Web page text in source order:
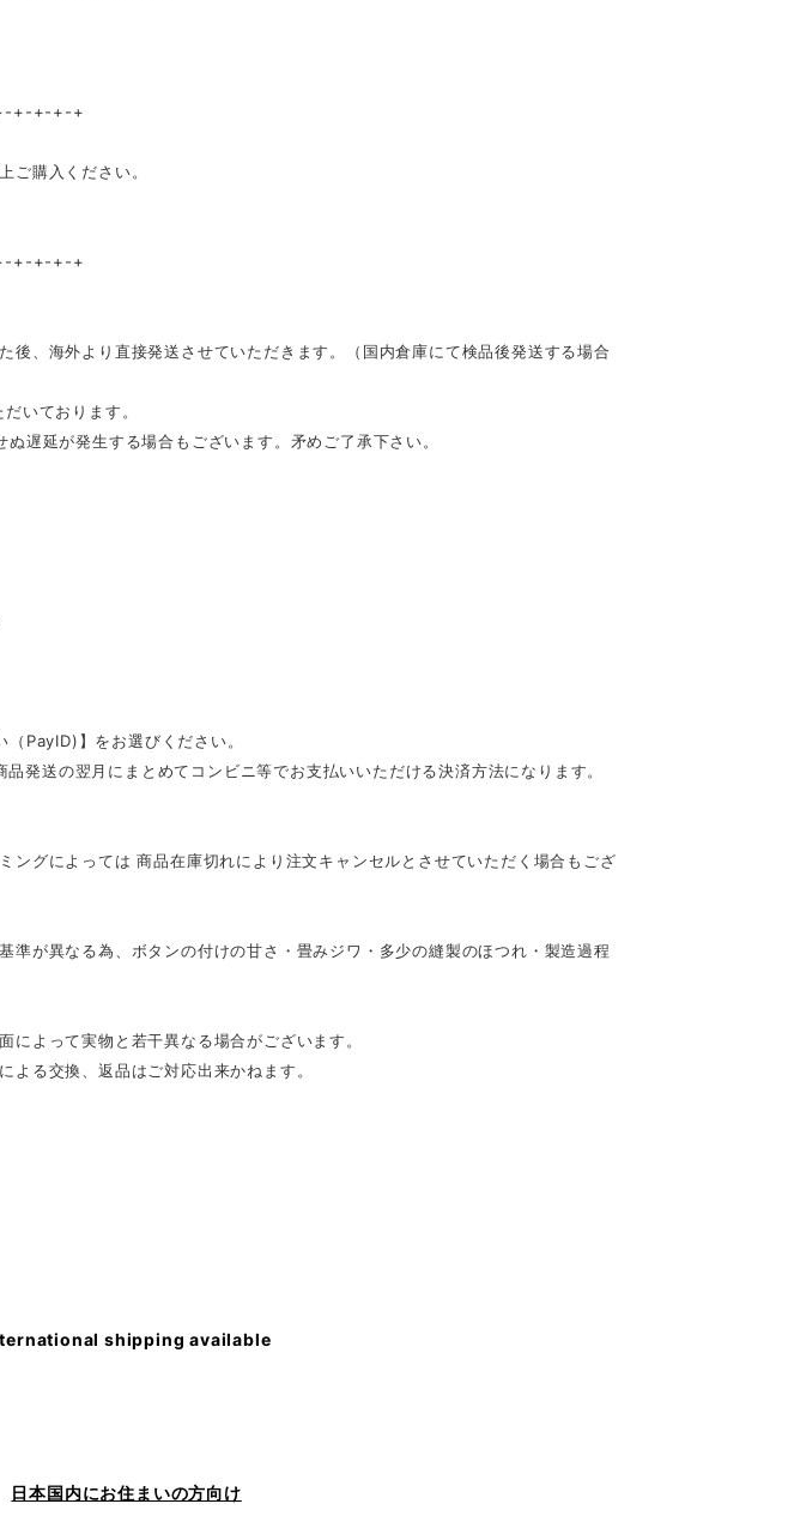
+-+-+-+
ご購入ください。
+-+-+-+
後、海外より直接発送させていただきます。（国内倉庫にて検品後発送する場合
いております。
遅延が発生する場合もございます。矛めご了承下さい。
PayID)】をお選びください。
発送の翌月にまとめてコンビニ等でお支払いいただける決済方法になります。
ングによっては 商品在庫切れにより注文キャンセルとさせていただく場合もござ
準が異なる為、ボタンの付けの甘さ・畳みジワ・多少の縫製のほつれ・製造過程
によって実物と若干異なる場合がございます。
よる交換、返品はご対応出来かねます。
shipping available
日本国内にお住まいの方向け